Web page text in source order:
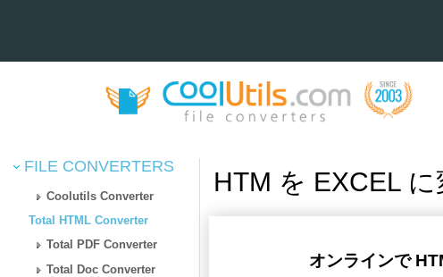
FILE CONVERTERS
Coolutils Converter
Total HTML Converter
Total PDF Converter
Total Doc Converter
HTM を EXCEL
オンラインで